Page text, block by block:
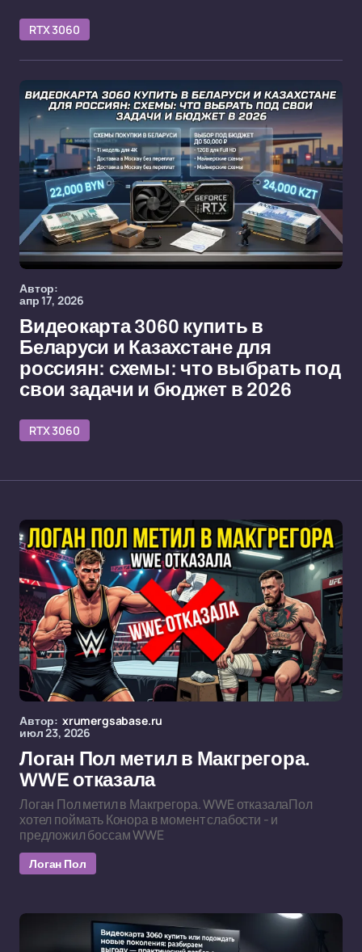
RTX 3060
Автор:
апр 17, 2026
Видеокарта 3060 купить в
Беларуси и Казахстане для
россиян: схемы: что выбрать под
свои задачи и бюджет в 2026
RTX 3060
Автор: xrumergsabase.ru
июл 23, 2026
Логан Пол метил в Макгрегора.
WWE отказала
Логан Пол метил в Макгрегора. WWE отказалаПол
хотел поймать Конора в момент слабости - и
предложил боссам WWE
Логан Пол